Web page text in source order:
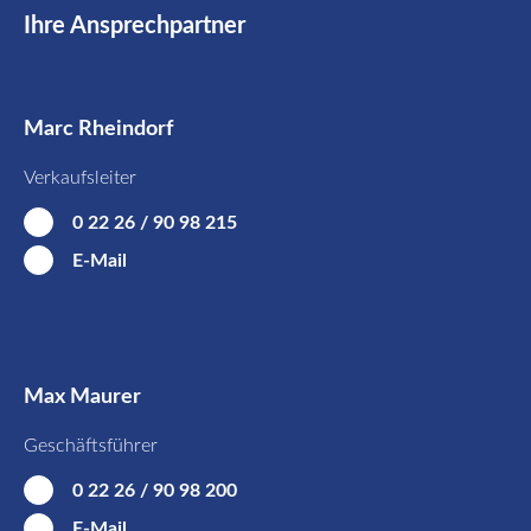
Ihre Ansprechpartner
Marc Rheindorf
Verkaufsleiter
0 22 26 / 90 98 215
E-Mail
Max Maurer
Geschäftsführer
0 22 26 / 90 98 200